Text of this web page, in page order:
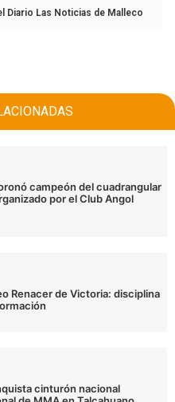
Diario Las Noticias de Malleco
campeón del cuadrangular
por el Club Angol
Renacer de Victoria: disciplina
cinturón nacional